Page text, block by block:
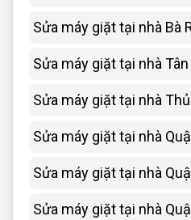
Sửa máy giặt tại nhà Bà
Sửa máy giặt tại nhà Tân
Sửa máy giặt tại nhà
Sửa máy giặt tại nhà
Sửa máy giặt tại nhà
Sửa máy giặt tại nhà